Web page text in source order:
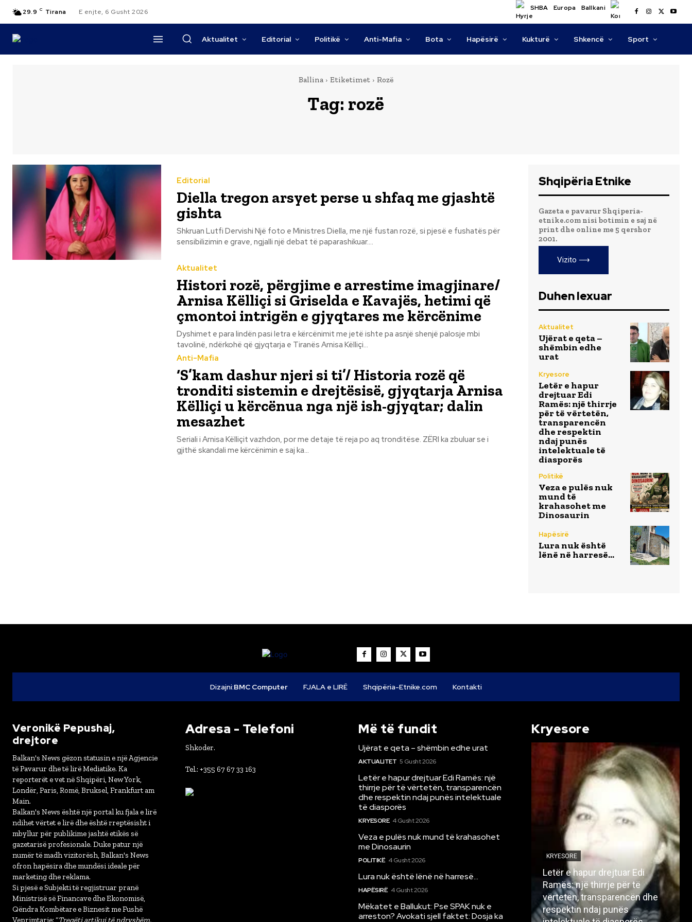
29.9 C Tirana E enjte, 6 Gusht 2026 SHBA Europa Ballkani
Aktualitet Editorial Politikë Anti-Mafia Bota Hapësirë Kukturë Shkencë Sport
Ballina Etiketimet Rozë
Tag: rozë
Editorial
Diella tregon arsyet perse u shfaq me gjashtë
gishta
Shkruan Lutfi Dervishi Një foto e Ministres Diella, me një fustan rozë, si pjesë e fushatës për
sensibilizimin e grave, ngjalli një debat të paparashikuar....
Aktualitet
Histori rozë, përgjime e arrestime imagjinare/
Arnisa Këlliçi si Griselda e Kavajës, hetimi që
çmontoi intrigën e gjyqtares me kërcënime
Dyshimet e para lindën pasi letra e kërcënimit me jetë ishte pa asnjë shenjë palosje mbi
tavolinë, ndërkohë që gjyqtarja e Tiranës Arnisa Këlliçi...
Anti-Mafia
‘S’kam dashur njeri si ti’/ Historia rozë që
tronditi sistemin e drejtësisë, gjyqtarja Arnisa
Këlliçi u kërcënua nga një ish-gjyqtar; dalin
mesazhet
Seriali i Arnisa Këlliçit vazhdon, por me detaje të reja po aq tronditëse. ZËRI ka zbuluar se i
gjithë skandali me kërcënimin e saj ka...
Shqipëria Etnike
Gazeta e pavarur Shqiperia-
etnike.com nisi botimin e saj në
print dhe online me 5 qershor
2001.
Vizito ⟶
Duhen lexuar
Aktualitet
Ujërat e qeta –
shëmbin edhe
urat
Kryesore
Letër e hapur
drejtuar Edi
Ramës: një thirrje
për të vërtetën,
transparencën
dhe respektin
ndaj punës
intelektuale të
diasporës
Politikë
Veza e pulës nuk
mund të
krahasohet me
Dinosaurin
Hapësirë
Lura nuk është
lënë në harresë…
Dizajni:BMC Computer FJALA e LIRË Shqipëria-Etnike.com Kontakti
Veronikë Pepushaj,
drejtore
Balkan's News gëzon statusin e një Agjencie
të Pavarur dhe të lirë Mediatike. Ka
reporterët e vet në Shqipëri, New York,
Londër, Paris, Romë, Bruksel, Frankfurt am
Main.
Balkan's News është një portal ku fjala e lirë
ndihet vërtet e lirë dhe është rreptësisht i
mbyllur për publikime jashtë etikës së
gazetarisë profesionale. Duke patur një
numër të madh vizitorësh, Balkan's News
ofron hapësira dhe mundësi ideale për
marketing dhe reklama.
Si pjesë e Subjekti të regjistruar pranë
Ministrisë së Financave dhe Ekonomisë,
Qëndra Kombëtare e Biznesit me Fushë
Veprimtarie: “Tregëti artikuj të ndryshëm,
Adresa - Telefoni
Shkoder.
Tel.: +355 67 67 33 163
Më të fundit
Ujërat e qeta – shëmbin edhe urat
AKTUALITET 5 Gusht 2026
Letër e hapur drejtuar Edi Ramës: një
thirrje për të vërtetën, transparencën
dhe respektin ndaj punës intelektuale
të diasporës
KRYESORE 4 Gusht 2026
Veza e pulës nuk mund të krahasohet
me Dinosaurin
POLITIKË 4 Gusht 2026
Lura nuk është lënë në harresë…
HAPËSIRË 4 Gusht 2026
Mëkatet e Ballukut: Pse SPAK nuk e
arreston? Avokati sjell faktet: Dosja ka
Kryesore
KRYESORE
Letër e hapur drejtuar Edi
Ramës: një thirrje për të
vërtetën, transparencën dhe
respektin ndaj punës